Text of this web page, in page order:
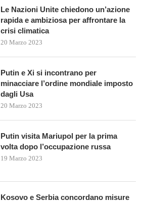
Le Nazioni Unite chiedono un’azione
rapida e ambiziosa per affrontare la
crisi climatica
20 Marzo 2023
Putin e Xi si incontrano per
minacciare l’ordine mondiale imposto
dagli Usa
20 Marzo 2023
Putin visita Mariupol per la prima
volta dopo l’occupazione russa
19 Marzo 2023
Kosovo e Serbia concordano misure